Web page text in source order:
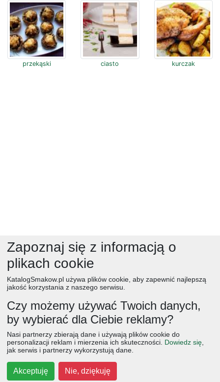
przekąski ciasto kurczak
obiad ciasta przepisy desery zupy deser
śniadanie
dania główne
jajka wegetariańskie czekolada
kolacja
na słodko
kurczak owoce śniadania
przetwory
Zapoznaj się z informacją o
plikach cookie
KatalogSmakow.pl używa plików cookie, aby zapewnić najlepszą
jakość korzystania z naszego serwisu.
Czy możemy używać Twoich danych,
by wybierać dla Ciebie reklamy?
Nasi partnerzy zbierają dane i używają plików cookie do
personalizacji reklam i mierzenia ich skuteczności. Dowiedz się
jak serwis i partnerzy wykorzystują dane.
Akceptuję Nie, dziękuję